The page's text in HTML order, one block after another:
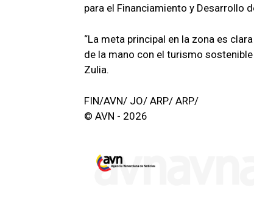
para el Financiamiento y Desarrollo
“La meta principal en la zona es
de la mano con el turismo
Zulia.
FIN/AVN/ JO/ ARP/ ARP/
© AVN - 2026